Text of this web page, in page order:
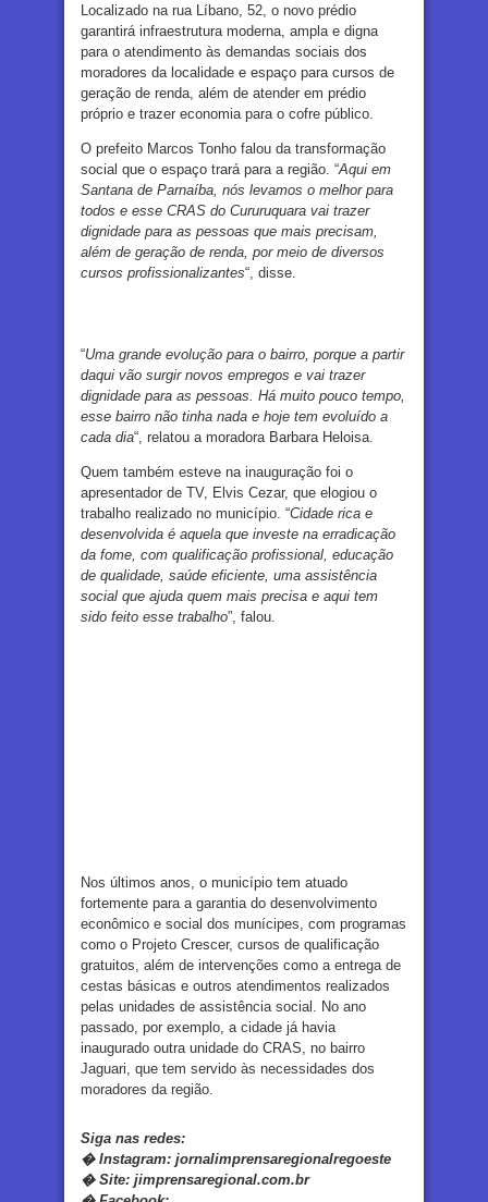
Localizado na rua Líbano, 52, o novo prédio
garantirá infraestrutura moderna, ampla e digna
para o atendimento às demandas sociais dos
moradores da localidade e espaço para cursos de
geração de renda, além de atender em prédio
próprio e trazer economia para o cofre público.
O prefeito Marcos Tonho falou da transformação
social que o espaço trará para a região. “Aqui em
Santana de Parnaíba, nós levamos o melhor para
todos e esse CRAS do Cururuquara vai trazer
dignidade para as pessoas que mais precisam,
além de geração de renda, por meio de diversos
cursos profissionalizantes“, disse.
“Uma grande evolução para o bairro, porque a partir
daqui vão surgir novos empregos e vai trazer
dignidade para as pessoas. Há muito pouco tempo,
esse bairro não tinha nada e hoje tem evoluído a
cada dia“, relatou a moradora Barbara Heloisa.
Quem também esteve na inauguração foi o
apresentador de TV, Elvis Cezar, que elogiou o
trabalho realizado no município. “Cidade rica e
desenvolvida é aquela que investe na erradicação
da fome, com qualificação profissional, educação
de qualidade, saúde eficiente, uma assistência
social que ajuda quem mais precisa e aqui tem
sido feito esse trabalho”, falou.
Nos últimos anos, o município tem atuado
fortemente para a garantia do desenvolvimento
econômico e social dos munícipes, com programas
como o Projeto Crescer, cursos de qualificação
gratuitos, além de intervenções como a entrega de
cestas básicas e outros atendimentos realizados
pelas unidades de assistência social. No ano
passado, por exemplo, a cidade já havia
inaugurado outra unidade do CRAS, no bairro
Jaguari, que tem servido às necessidades dos
moradores da região.
Siga nas redes:
�Instagram: jornalimprensaregionalregoeste
�Site: jimprensaregional.com.br